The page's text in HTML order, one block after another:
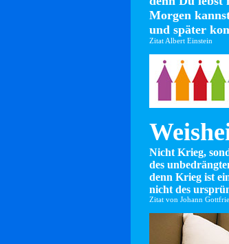
Morgen
und später
Zitat Albert Einstein
Nicht Krieg,
des
denn Krieg ist
nicht des
Zitat von Johann